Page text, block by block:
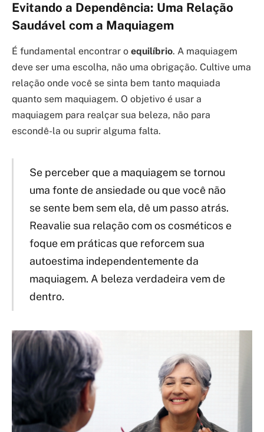
Evitando a Dependência: Uma Relação
Saudável com a Maquiagem
É fundamental encontrar o equilíbrio. A maquiagem
deve ser uma escolha, não uma obrigação. Cultive uma
relação onde você se sinta bem tanto maquiada
quanto sem maquiagem. O objetivo é usar a
maquiagem para realçar sua beleza, não para
escondê-la ou suprir alguma falta.
Se perceber que a maquiagem se tornou
uma fonte de ansiedade ou que você não
se sente bem sem ela, dê um passo atrás.
Reavalie sua relação com os cosméticos e
foque em práticas que reforcem sua
autoestima independentemente da
maquiagem. A beleza verdadeira vem de
dentro.